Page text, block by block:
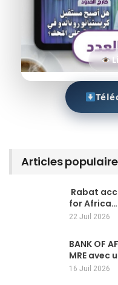
Articles
Rabat
for Africa…
22 Juil 2026
BANK OF
MRE avec
16 Juil 2026